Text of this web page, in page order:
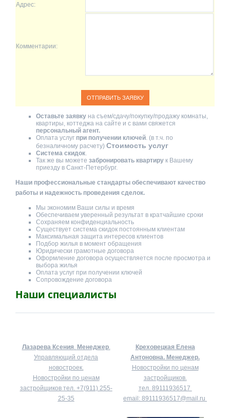
Адрес:
Комментарии:
Оставьте заявку на съем/сдачу/покупку/продажу комнаты,
квартиры, коттеджа на сайте и с вами свяжется
персональный агент.
Оплата услуг при получении ключей . (в т.ч. по
безналичному расчету) Стоимость услуг
Система скидок
Так же вы можете забронировать квартиру к Вашему
приезду в Санкт-Петербург.
Наши профессиональные стандарты обеспечивают качество
работы и надежность проведения сделок.
Мы экономим Ваши силы и время
Обеспечиваем уверенный результат в кратчайшие сроки
Сохраняем конфиденциальность
Существует система скидок постоянным клиентам
Максимальная защита интересов клиентов
Подбор жилья в момент обращения
Юридически грамотные договора
Оформление договора осуществляется после просмотра и
выбора жилья
Оплата услуг при получении ключей
Сопровождение договора
Наши специалисты
Лазарева Ксения Менеджер.
Управляющий отдела
новостроек.
Новостройки по ценам
застройщиков тел. +7(911) 255-
25-35
Креховецкая Елена
Антоновна. Менеджер.
Новостройки по ценам
застройщиков.
тел. 89111936517
email: 89111936517@mail.ru